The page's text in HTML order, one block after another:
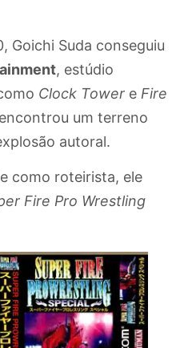
Goichi Suda conseguiu
, estúdio
Clock Tower e Fire
um terreno
autoral.
como roteirista, ele
Fire Pro Wrestling